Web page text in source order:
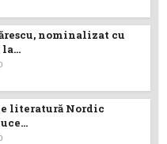
nominalizat cu
la...
literatură Nordic